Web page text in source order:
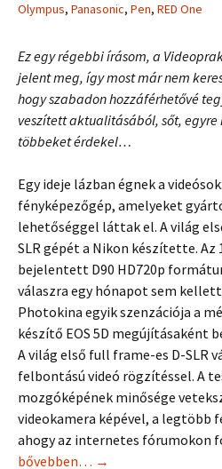
Olympus, Panasonic, Pen, RED One
Ez egy régebbi írásom, a
jelent meg, így most már nem
hogy szabadon hozzáférhetővé
veszített aktualitásából, sőt,
többeket érdekel…
Egy ideje lázban égnek a
fényképezőgép, amelyeket
lehetőséggel láttak el. A világ
SLR gépét a Nikon készítette. Az
bejelentett D90 HD720p
válaszra egy hónapot sem
Photokina egyik szenzációja a
készítő EOS 5D megújításaként
A világ első full frame-es D-SLR
felbontású videó rögzítéssel. A
mozgóképének minősége
videokamera képével, a legtöbb
ahogy az internetes fórumokon
HD videó a fényképezőgépben
bővebben… →